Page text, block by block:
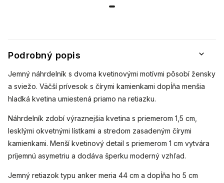
Podrobný popis
Jemný náhrdelník s dvoma kvetinovými motívmi pôsobí žensky
a sviežo. Väčší prívesok s čírymi kamienkami dopĺňa menšia
hladká kvetina umiestená priamo na retiazku.
Náhrdelník zdobí výraznejšia kvetina s priemerom 1,5 cm,
lesklými okvetnými lístkami a stredom zasadeným čírymi
kamienkami. Menší kvetinový detail s priemerom 1 cm vytvára
príjemnú asymetriu a dodáva šperku moderný vzhľad.
Jemný retiazok typu anker meria 44 cm a dopĺňa ho 5 cm